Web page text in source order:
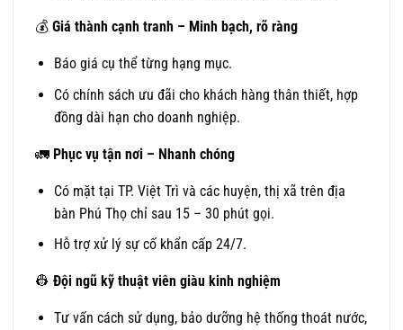
💰 Giá thành cạnh tranh – Minh bạch, rõ ràng
Báo giá cụ thể từng hạng mục.
Có chính sách ưu đãi cho khách hàng thân thiết, hợp
đồng dài hạn cho doanh nghiệp.
🚛 Phục vụ tận nơi – Nhanh chóng
Có mặt tại TP. Việt Trì và các huyện, thị xã trên địa
bàn Phú Thọ chỉ sau 15 – 30 phút gọi.
Hỗ trợ xử lý sự cố khẩn cấp 24/7.
👷 Đội ngũ kỹ thuật viên giàu kinh nghiệm
Tư vấn cách sử dụng, bảo dưỡng hệ thống thoát nước,